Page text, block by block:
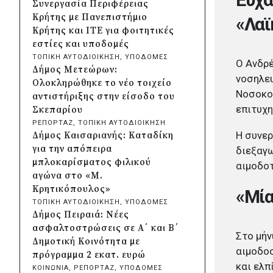
Ο
Η
Στο
και
Χαλαζοπτώσεις στη
Θεσσαλία: Παρεμβάσεις για
αποζημιώσεις και προστασία
της αγροτικής παραγωγής
πριν από 17 ώρες
Συνάντηση Μητσοτάκη-
Αγγελούδη για ΔΕΘ: «Η νέα
έκθεση θα είναι έτοιμη το
2030»
πριν από 17 ώρες
Δήμος Αθηναίων: Περισσότερα
από 220 νέα δέντρα και 1.200
θάμνοι σε 43 σχολικές αυλές
πριν από 17 ώρες
«Μηδενική ανοχή»: Πολιτική
αγωγή για την πυρκαγιά που
ξεκίνησε από τη Βοιωτία
κατέθεσε η Περιφέρεια Αττικής
πριν από 2 μέρες
Περιφέρεια Κρήτης:
Συνεργασία Περιφέρειας
Κρήτης με Πανεπιστήμιο
Κρήτης και ΙΤΕ για φοιτητικές
εστίες και υποδομές
ΤΟΠΙΚΗ ΑΥΤΟΔΙΟΙΚΗΣΗ , ΥΠΟΔΟΜΕΣ
Δήμος Μετεώρων:
Ολοκληρώθηκε το νέο τοιχείο
αντιστήριξης στην είσοδο του
Σκεπαρίου
ΡΕΠΟΡΤΑΖ, ΤΟΠΙΚΗ ΑΥΤΟΔΙΟΙΚΗΣΗ
Δήμος Καισαριανής: Καταδίκη
για την απόπειρα
μπλοκαρίσματος φιλικού
αγώνα στο «Μ.
Κρητικόπουλος»
ΤΟΠΙΚΗ ΑΥΤΟΔΙΟΙΚΗΣΗ , ΥΠΟΔΟΜΕΣ
Δήμος Πειραιά: Νέες
ασφαλτοστρώσεις σε Α΄ και Β΄
Δημοτική Κοινότητα με
πρόγραμμα 2 εκατ. ευρώ
ΚΟΙΝΩΝΙΑ, ΡΕΠΟΡΤΑΖ, ΥΠΟΔΟΜΕΣ